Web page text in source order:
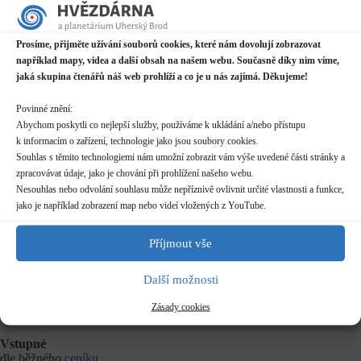
Prosíme, přijměte užívání souborů cookies, které nám dovolují zobrazovat
například mapy, videa a další obsah na našem webu. Současně díky nim víme,
jaká skupina čtenářů náš web prohlíží a co je u nás zajímá. Děkujeme!
Povinné znění:
Abychom poskytli co nejlepší služby, používáme k ukládání a/nebo přístupu
k informacím o zařízení, technologie jako jsou soubory cookies.
Souhlas s těmito technologiemi nám umožní zobrazit vám výše uvedené části stránky a
zpracovávat údaje, jako je chování při prohlížení našeho webu.
Nesouhlas nebo odvolání souhlasu může nepříznivě ovlivnit určité vlastnosti a funkce,
jako je například zobrazení map nebo videí vložených z YouTube.
Příjmout vše
Další možnosti
Zásady cookies
Datum / čas
21.03.2023
17:00 - 18:00
Planetárium v Domě kultury
Mariánské náměstí 2187, Uherský Brod
Další informace o dostupnosti a parkování
Kategorie
Pravidelné akce
Rezervace
Vstupné
dle běžného ceníku